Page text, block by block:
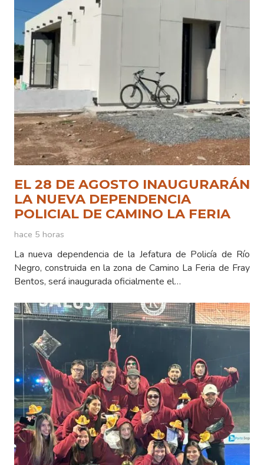
EL 28 DE AGOSTO INAUGURARÁN
LA NUEVA DEPENDENCIA
POLICIAL DE CAMINO LA FERIA
hace 5 horas
La nueva dependencia de la Jefatura de Policía de Río
Negro, construida en la zona de Camino La Feria de Fray
Bentos, será inaugurada oficialmente el…